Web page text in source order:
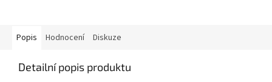
Popis Hodnocení Diskuze
Detailní popis produktu